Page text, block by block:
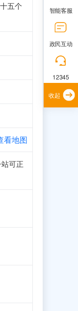
五个
看地图
可正
智能客服
政民互动
12345
收起